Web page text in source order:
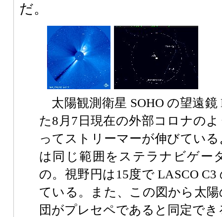
だ。
太陽観測衛星 SOHO の望遠鏡
た8月7日現在の外部コロナの
ってストリーマーが伸びてい
は同じ範囲をステラナビゲー
の。視野円は15度で LASCO
ている。また、この図から太
団がプレセペであると同定でき